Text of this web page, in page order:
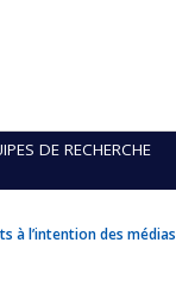
DE RECHERCHE
à l’intention des médias